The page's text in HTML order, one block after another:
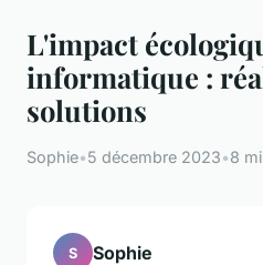
L'impact
informatique :
solutions
Sophie•5 décembre 2023•8
S Sophie